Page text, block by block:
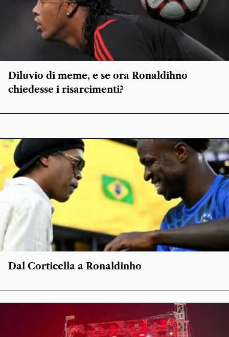
Diluvio di meme, e se ora Ronaldihno
chiedesse i risarcimenti?
Dal Corticella a Ronaldinho